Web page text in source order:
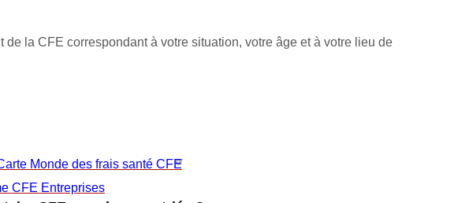
la CFE correspondant à votre situation, votre âge et à votre lieu de
Monde des frais santé CFE
CFE Entreprises